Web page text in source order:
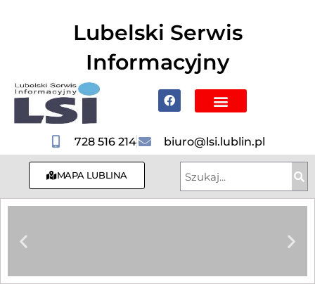
Lubelski Serwis
Informacyjny
728 516 214 biuro@lsi.lublin.pl
MAPA LUBLINA